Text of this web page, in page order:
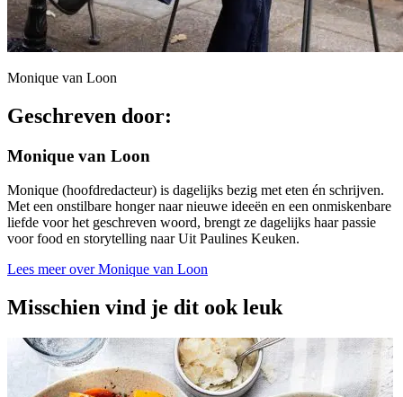
Monique van Loon
Geschreven door:
Monique van Loon
Monique (hoofdredacteur) is dagelijks bezig met eten én schrijven.
Met een onstilbare honger naar nieuwe ideeën en een onmiskenbare
liefde voor het geschreven woord, brengt ze dagelijks haar passie
voor food en storytelling naar Uit Paulines Keuken.
Lees meer over Monique van Loon
Misschien vind je dit ook leuk